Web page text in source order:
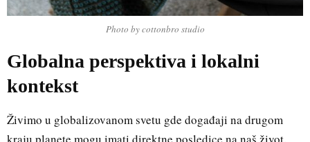
Photo by cottonbro studio
Globalna perspektiva i lokalni
kontekst
Živimo u globalizovanom svetu gde događaji na drugom
kraju planete mogu imati direktne posledice na naš život.